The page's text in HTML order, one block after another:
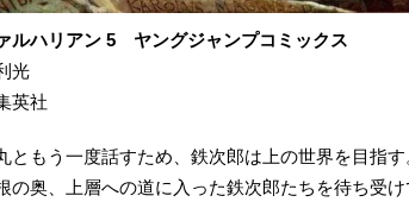
ルハリアン 5 ヤングジャンプコミックス
光
英社
ともう一度話すため、鉄次郎は上の世界を目指す
の奥、上層への道に入った鉄次郎たちを待ち受